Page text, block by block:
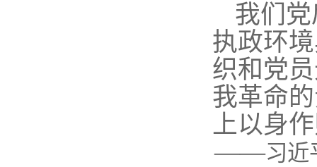
我们
执政环
织和党
我革命
上以身
——习近